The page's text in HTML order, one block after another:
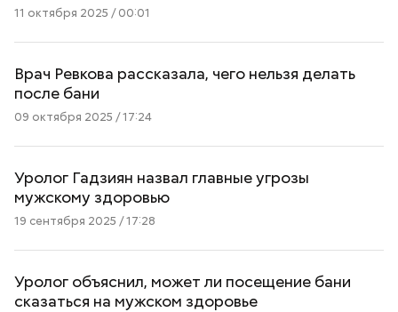
11 октября 2025 / 00:01
Врач Ревкова рассказала, чего нельзя делать
после бани
09 октября 2025 / 17:24
Уролог Гадзиян назвал главные угрозы
мужскому здоровью
19 сентября 2025 / 17:28
Уролог объяснил, может ли посещение бани
сказаться на мужском здоровье